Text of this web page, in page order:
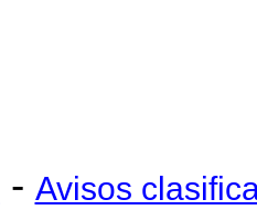
- Avisos